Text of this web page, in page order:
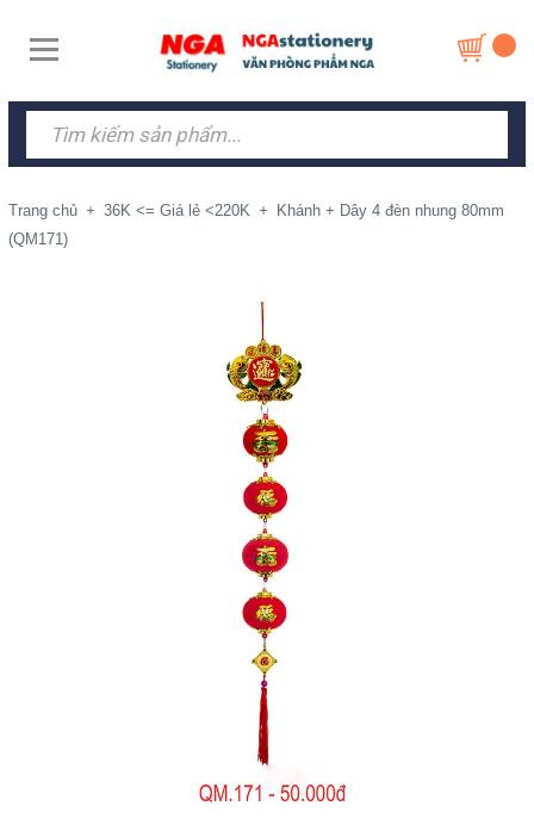
Trang chủ + 36K <= Giá lẻ <220K +
Khánh + Dây 4 đèn nhung 80mm
(QM171)